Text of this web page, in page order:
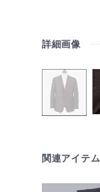
詳細画像
関連アイテム